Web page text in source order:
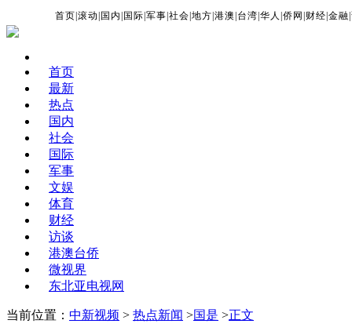
首页 |滚动 国内 国际 |军事 |社会 |地方 |港澳 台湾 |华人 |侨网 财经 |金融 |
首页
最新
热点
国内
社会
国际
军事
文娱
体育
财经
访谈
港澳台侨
微视界
东北亚电视网
当前位置： 中新视频 > 热点新闻 >国是 >正文